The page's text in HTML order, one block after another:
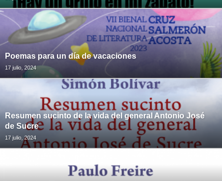
Poemas para un día de vacaciones
17 julio, 2024
Resumen sucinto de la vida del general Antonio José
de Sucre
17 julio, 2024